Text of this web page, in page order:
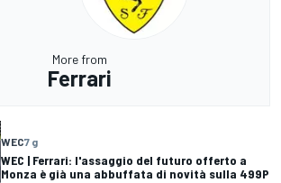
More from
Ferrari
WEC7 g
WEC | Ferrari: l'assaggio del futuro offerto a
Monza è già una abbuffata di novità sulla 499P